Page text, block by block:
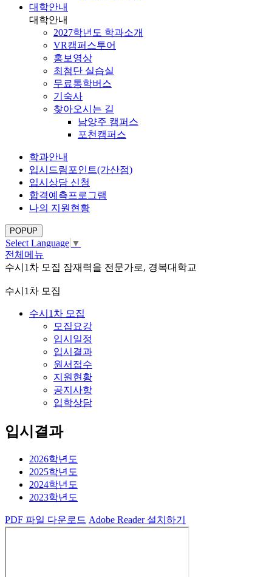
대학안내
대학안내
2027학년도 학과소개
VR캠퍼스투어
홍보영상
최첨단 실습실
무료통학버스
기숙사
찾아오시는 길
남양주 캠퍼스
포천캠퍼스
학과안내
입시드림포인트(가산점)
입시상담 신청
합격예측프로그램
나의 지원현황
POPUP
Select Language ▼
전체메뉴
수시1차 모집 잠재력을 전문가로, 경복대학교
수시1차 모집
수시1차 모집
모집요강
입시일정
입시결과
원서접수
지원현황
공지사항
입학상담
입시결과
2026학년도
2025학년도
2024학년도
2023학년도
PDF 파일 다운로드 Adobe Reader 설치하기